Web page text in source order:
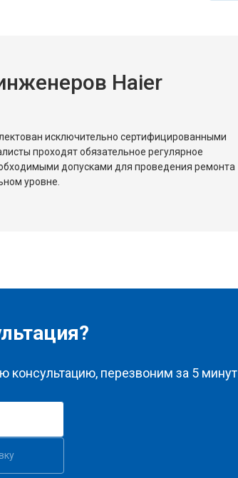
Haier
исключительно сертифицированными
проходят обязательное регулярное
допусками для проведения ремонта
уровне.
консультацию, перезвоним за 5 минут